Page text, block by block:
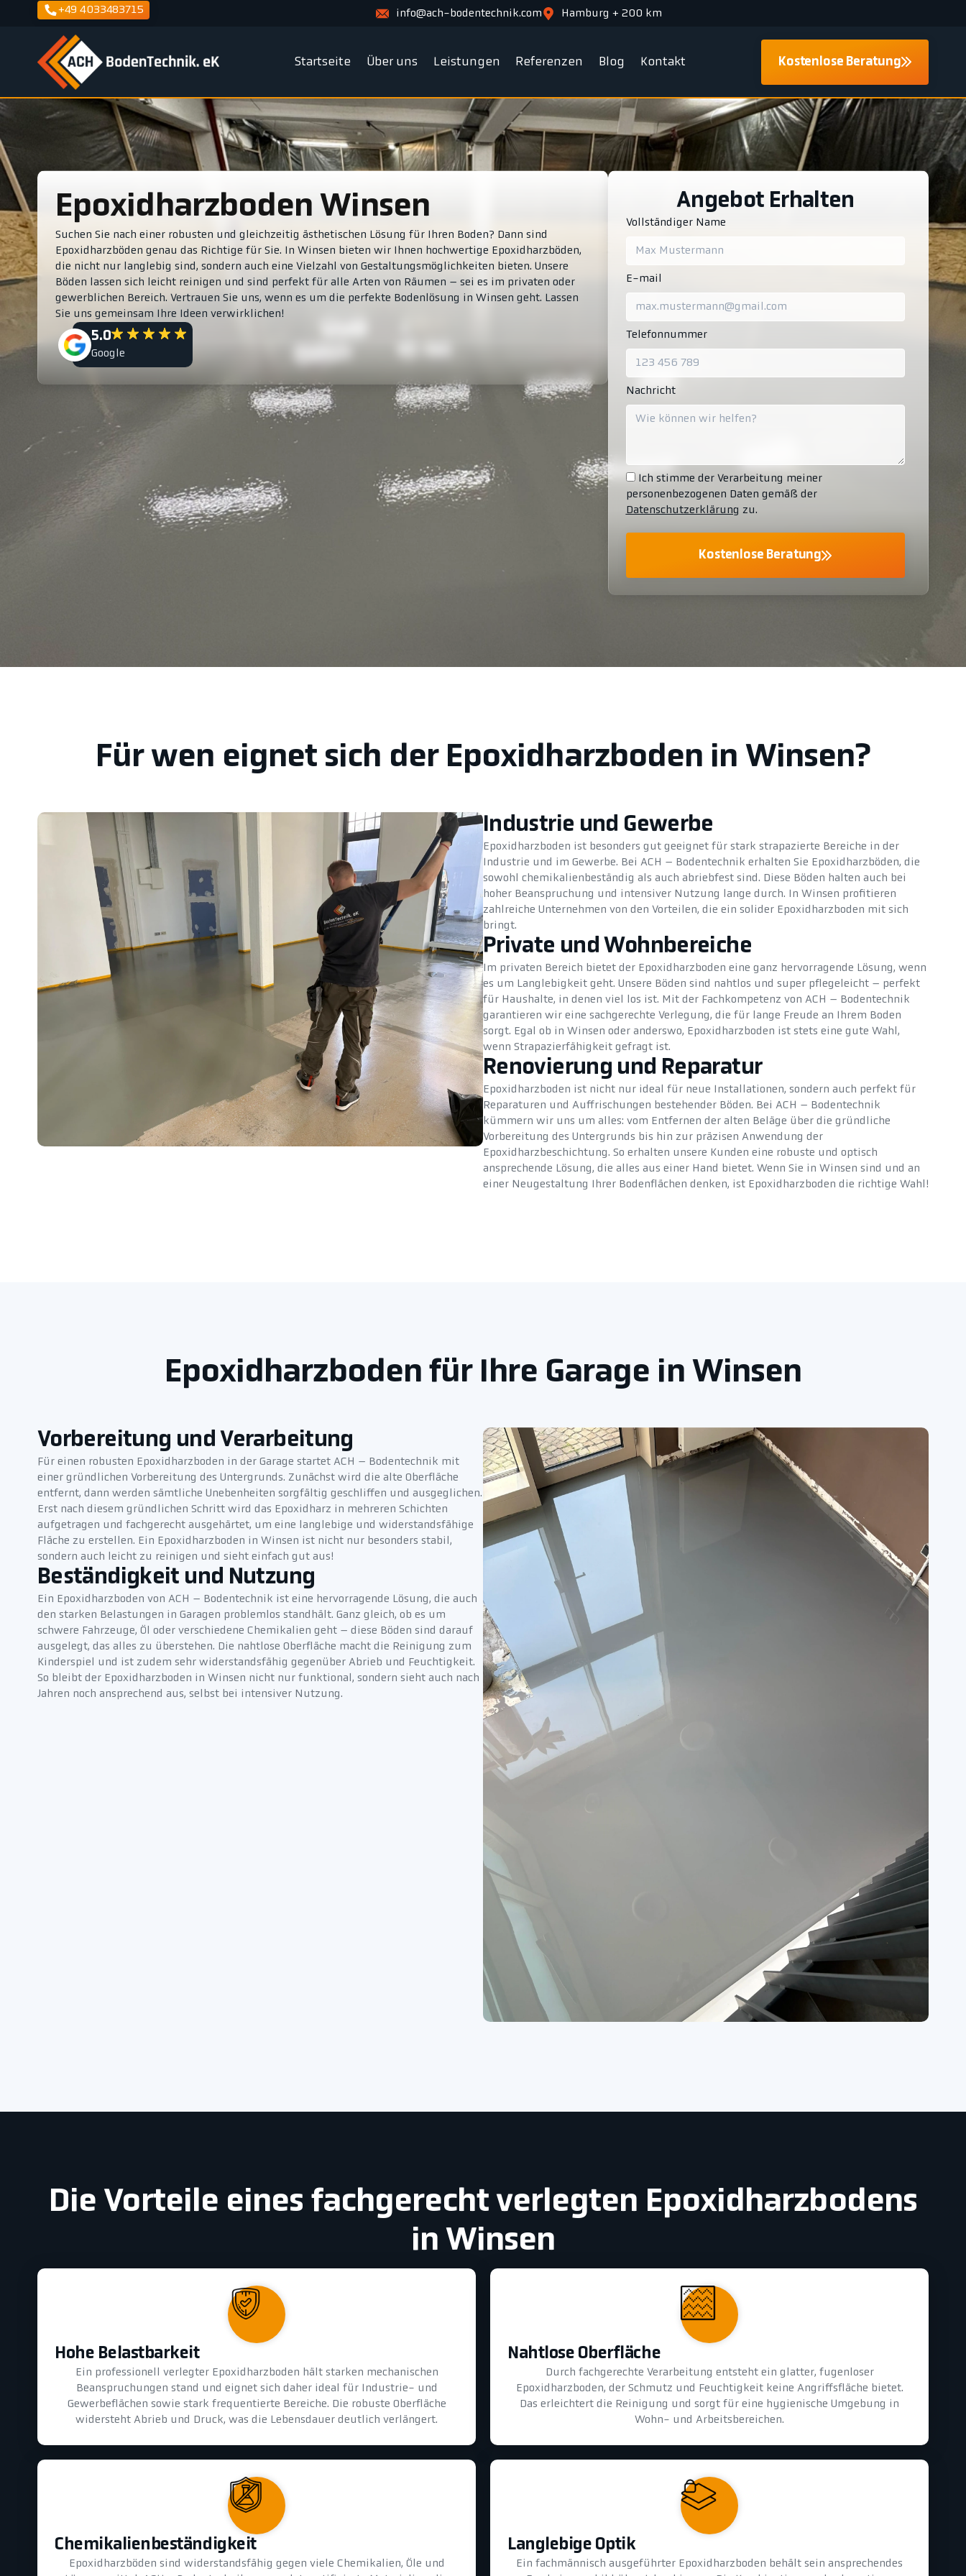
+49 4033483715 info@ach-bodentechnik.com Hamburg + 200 km
Startseite Über uns Leistungen Referenzen Blog Kontakt Kostenlose Beratung
Epoxidharzboden Winsen
Suchen Sie nach einer robusten und gleichzeitig ästhetischen Lösung für Ihren Boden? Dann sind
Epoxidharzböden genau das Richtige für Sie. In Winsen bieten wir Ihnen hochwertige Epoxidharzböden,
die nicht nur langlebig sind, sondern auch eine Vielzahl von Gestaltungsmöglichkeiten bieten. Unsere
Böden lassen sich leicht reinigen und sind perfekt für alle Arten von Räumen – sei es im privaten oder
gewerblichen Bereich. Vertrauen Sie uns, wenn es um die perfekte Bodenlösung in Winsen geht. Lassen
Sie uns gemeinsam Ihre Ideen verwirklichen!
5.0
Google
Angebot Erhalten
Vollständiger Name
E-mail
Telefonnummer
Nachricht
Ich stimme der Verarbeitung meiner
personenbezogenen Daten gemäß der
Datenschutzerklärung zu.
Kostenlose Beratung
Für wen eignet sich der Epoxidharzboden in Winsen?
Industrie und Gewerbe
Epoxidharzboden ist besonders gut geeignet für stark strapazierte Bereiche in der
Industrie und im Gewerbe. Bei ACH – Bodentechnik erhalten Sie Epoxidharzböden, die
sowohl chemikalienbeständig als auch abriebfest sind. Diese Böden halten auch bei
hoher Beanspruchung und intensiver Nutzung lange durch. In Winsen profitieren
zahlreiche Unternehmen von den Vorteilen, die ein solider Epoxidharzboden mit sich
bringt.
Private und Wohnbereiche
Im privaten Bereich bietet der Epoxidharzboden eine ganz hervorragende Lösung, wenn
es um Langlebigkeit geht. Unsere Böden sind nahtlos und super pflegeleicht – perfekt
für Haushalte, in denen viel los ist. Mit der Fachkompetenz von ACH – Bodentechnik
garantieren wir eine sachgerechte Verlegung, die für lange Freude an Ihrem Boden
sorgt. Egal ob in Winsen oder anderswo, Epoxidharzboden ist stets eine gute Wahl,
wenn Strapazierfähigkeit gefragt ist.
Renovierung und Reparatur
Epoxidharzboden ist nicht nur ideal für neue Installationen, sondern auch perfekt für
Reparaturen und Auffrischungen bestehender Böden. Bei ACH – Bodentechnik
kümmern wir uns um alles: vom Entfernen der alten Beläge über die gründliche
Vorbereitung des Untergrunds bis hin zur präzisen Anwendung der
Epoxidharzbeschichtung. So erhalten unsere Kunden eine robuste und optisch
ansprechende Lösung, die alles aus einer Hand bietet. Wenn Sie in Winsen sind und an
einer Neugestaltung Ihrer Bodenflächen denken, ist Epoxidharzboden die richtige Wahl!
Epoxidharzboden für Ihre Garage in Winsen
Vorbereitung und Verarbeitung
Für einen robusten Epoxidharzboden in der Garage startet ACH – Bodentechnik mit
einer gründlichen Vorbereitung des Untergrunds. Zunächst wird die alte Oberfläche
entfernt, dann werden sämtliche Unebenheiten sorgfältig geschliffen und ausgeglichen.
Erst nach diesem gründlichen Schritt wird das Epoxidharz in mehreren Schichten
aufgetragen und fachgerecht ausgehärtet, um eine langlebige und widerstandsfähige
Fläche zu erstellen. Ein Epoxidharzboden in Winsen ist nicht nur besonders stabil,
sondern auch leicht zu reinigen und sieht einfach gut aus!
Beständigkeit und Nutzung
Ein Epoxidharzboden von ACH – Bodentechnik ist eine hervorragende Lösung, die auch
den starken Belastungen in Garagen problemlos standhält. Ganz gleich, ob es um
schwere Fahrzeuge, Öl oder verschiedene Chemikalien geht – diese Böden sind darauf
ausgelegt, das alles zu überstehen. Die nahtlose Oberfläche macht die Reinigung zum
Kinderspiel und ist zudem sehr widerstandsfähig gegenüber Abrieb und Feuchtigkeit.
So bleibt der Epoxidharzboden in Winsen nicht nur funktional, sondern sieht auch nach
Jahren noch ansprechend aus, selbst bei intensiver Nutzung.
Die Vorteile eines fachgerecht verlegten Epoxidharzbodens
in Winsen
Hohe Belastbarkeit
Ein professionell verlegter Epoxidharzboden hält starken mechanischen
Beanspruchungen stand und eignet sich daher ideal für Industrie- und
Gewerbeflächen sowie stark frequentierte Bereiche. Die robuste Oberfläche
widersteht Abrieb und Druck, was die Lebensdauer deutlich verlängert.
Nahtlose Oberfläche
Durch fachgerechte Verarbeitung entsteht ein glatter, fugenloser
Epoxidharzboden, der Schmutz und Feuchtigkeit keine Angriffsfläche bietet.
Das erleichtert die Reinigung und sorgt für eine hygienische Umgebung in
Wohn- und Arbeitsbereichen.
Chemikalienbeständigkeit
Epoxidharzböden sind widerstandsfähig gegen viele Chemikalien, Öle und
Langlebige Optik
Ein fachmännisch ausgeführter Epoxidharzboden behält sein ansprechendes